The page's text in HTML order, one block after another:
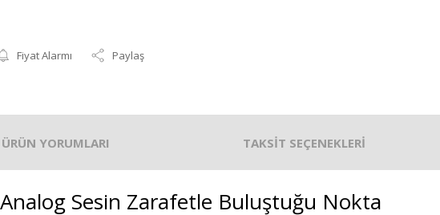
Fiyat Alarmı Paylaş
ÜRÜN YORUMLARI TAKSİT SEÇENEKLERİ
Sesin Zarafetle Buluştuğu Nokta